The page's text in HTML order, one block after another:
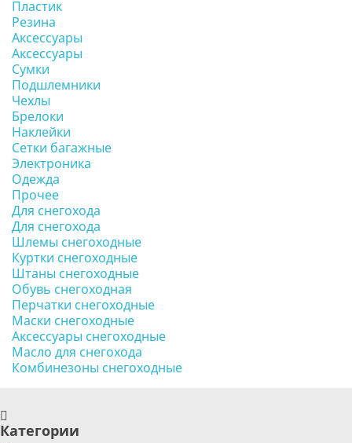
Пластик
Резина
Аксессуары
Аксессуары
Сумки
Подшлемники
Чехлы
Брелоки
Наклейки
Сетки багажные
Электроника
Одежда
Прочее
Для снегохода
Для снегохода
Шлемы снегоходные
Куртки снегоходные
Штаны снегоходные
Обувь снегоходная
Перчатки снегоходные
Маски снегоходные
Аксессуары снегоходные
Масло для снегохода
Комбинезоны снегоходные
Категории